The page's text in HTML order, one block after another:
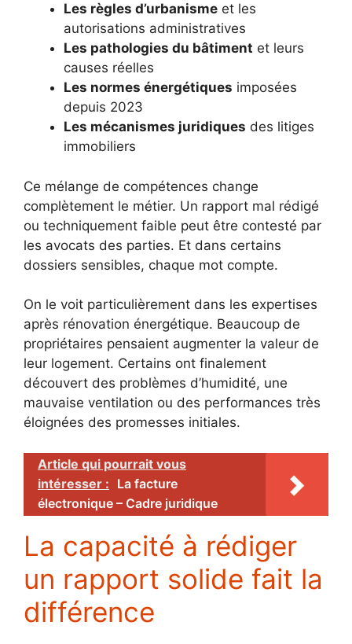
Les règles d’urbanisme et les
autorisations administratives
Les pathologies du bâtiment et leurs
causes réelles
Les normes énergétiques imposées
depuis 2023
Les mécanismes juridiques des litiges
immobiliers
Ce mélange de compétences change
complètement le métier. Un rapport mal rédigé
ou techniquement faible peut être contesté par
les avocats des parties. Et dans certains
dossiers sensibles, chaque mot compte.
On le voit particulièrement dans les expertises
après rénovation énergétique. Beaucoup de
propriétaires pensaient augmenter la valeur de
leur logement. Certains ont finalement
découvert des problèmes d’humidité, une
mauvaise ventilation ou des performances très
éloignées des promesses initiales.
Article qui pourrait vous
intéresser : La facture
électronique – Cadre juridique
La capacité à rédiger
un rapport solide fait la
différence